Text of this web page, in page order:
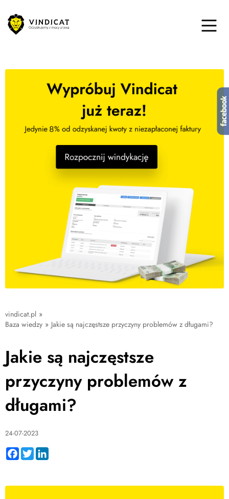
vindicat.pl »
Baza wiedzy » Jakie są najczęstsze przyczyny problemów z długami?
Jakie są najczęstsze
przyczyny problemów z
długami?
24-07-2023
Facebook
Twitter